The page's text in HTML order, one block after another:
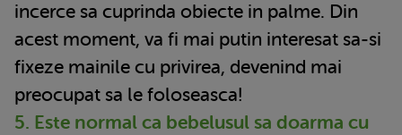
incerce sa cuprinda obiecte in palme. Din
acest moment, va fi mai putin interesat sa-si
fixeze mainile cu privirea, devenind mai
preocupat sa le foloseasca!
5. Este normal ca bebelusul sa doarma cu